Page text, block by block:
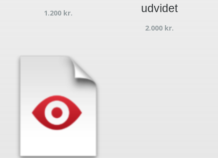
1.200 kr.
udvidet
2.000 kr.